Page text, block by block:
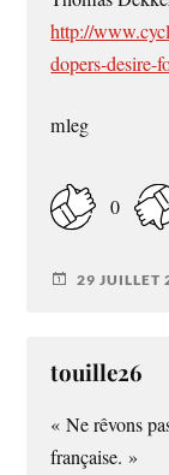
http://
dopers-desire-
mleg
0
29 JUILLET
touille26
« Ne rêvons
française. »